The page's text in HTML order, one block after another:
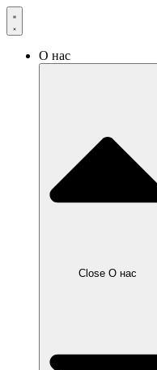
О нас
Close О нас